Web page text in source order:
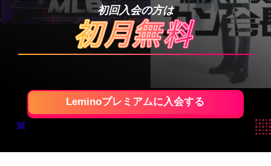
初回入会の方は
Leminoプレミアムに入会する